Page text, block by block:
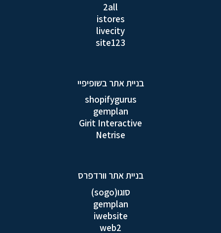
2all
istores
livecity
site123
בניית אתר בשופיפיי
shopifygurus
gemplan
Girit Interactive
Netrise
בניית אתר וורדפרס
סוגו(sogo)
gemplan
iwebsite
web2